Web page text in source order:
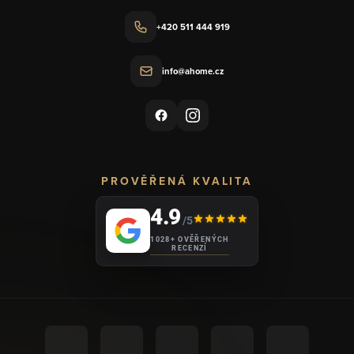
+420 511 444 919
info@ahome.cz
PROVĚŘENÁ KVALITA
4.9/5
1028+ OVĚŘENÝCH
RECENZÍ